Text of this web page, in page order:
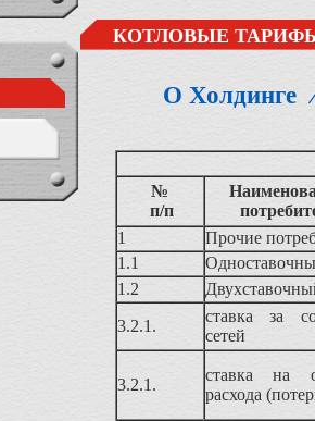
КОТЛОВЫЕ
О Холдинге
№
п/п
1
Прочие
1.1
1.2
3.2.1.
ставка за
сетей
3.2.1.
ставка на
расхода